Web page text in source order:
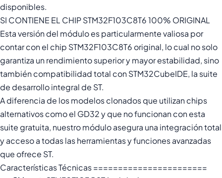
disponibles.
SI CONTIENE EL CHIP STM32F103C8T6 100% ORIGINAL
Esta versión del módulo es particularmente valiosa por
contar con el chip STM32F103C8T6 original, lo cual no solo
garantiza un rendimiento superior y mayor estabilidad, sino
también compatibilidad total con STM32CubeIDE, la suite
de desarrollo integral de ST.
A diferencia de los modelos clonados que utilizan chips
alternativos como el GD32 y que no funcionan con esta
suite gratuita, nuestro módulo asegura una integración total
y acceso a todas las herramientas y funciones avanzadas
que ofrece ST.
Características Técnicas =======================